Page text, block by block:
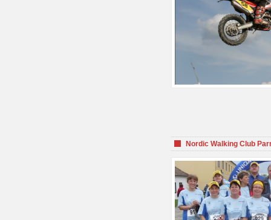
Nordic Walking Club